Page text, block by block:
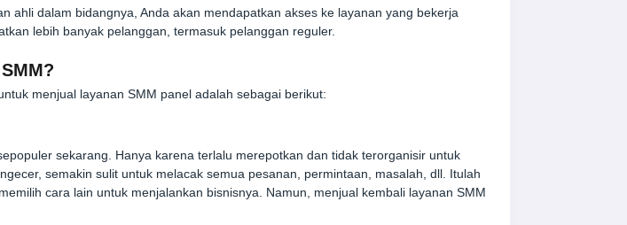
ahli dalam bidangnya, Anda akan mendapatkan akses ke layanan yang bekerja
lebih banyak pelanggan, termasuk pelanggan reguler.
menjual layanan SMM panel adalah sebagai berikut:
sekarang. Hanya karena terlalu merepotkan dan tidak terorganisir untuk
semakin sulit untuk melacak semua pesanan, permintaan, masalah, dll. Itulah
cara lain untuk menjalankan bisnisnya. Namun, menjual kembali layanan SMM